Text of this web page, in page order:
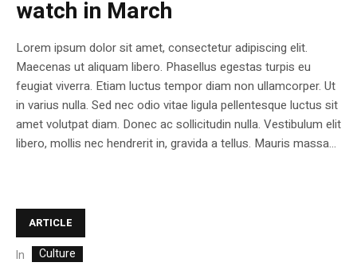
watch in March
Lorem ipsum dolor sit amet, consectetur adipiscing elit.
Maecenas ut aliquam libero. Phasellus egestas turpis eu
feugiat viverra. Etiam luctus tempor diam non ullamcorper. Ut
in varius nulla. Sed nec odio vitae ligula pellentesque luctus sit
amet volutpat diam. Donec ac sollicitudin nulla. Vestibulum elit
libero, mollis nec hendrerit in, gravida a tellus. Mauris massa...
ARTICLE
In Culture